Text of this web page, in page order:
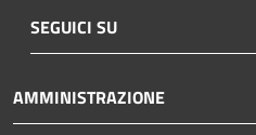
SEGUICI SU
AMMINISTRAZIONE